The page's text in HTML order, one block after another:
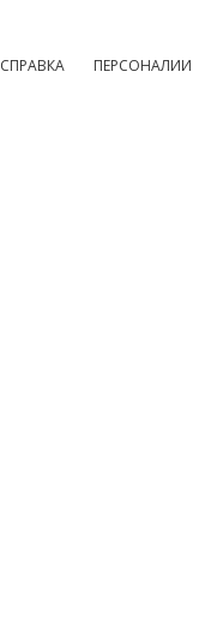
СПРАВКА ПЕРСОНАЛИИ